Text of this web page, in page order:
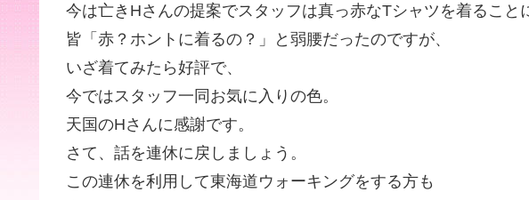
今は亡きHさんの提案でスタッフは真っ赤なTシャツを着ること
皆「赤？ホントに着るの？」と弱腰だったのですが、
いざ着てみたら好評で、
今ではスタッフ一同お気に入りの色。
天国のHさんに感謝です。
さて、話を連休に戻しましょう。
この連休を利用して東海道ウォーキングをする方も